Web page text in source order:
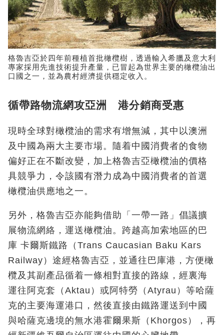
格魯吉亞於四年前種植首批橄欖樹，透過輸入希臘及意大利
專家採用先進技術提升產量，已冒起為世界主要的橄欖油出
口國之一，並為農村經濟提供穩定收入。
循帶路物流網攻亞洲 港分銷商受惠
現時全球對橄欖油的需求有增無減，其中以澳洲
及中國為兩大主要市場。隨着中國消費者的食物
偏好正在不斷改變，加上格魯吉亞橄欖油的價格
具競爭力，令該國有潛力成為中國消費者的首選
橄欖油供應地之一。
另外，格魯吉亞亦能夠借助「一帶一路」倡議擴
展物流網絡，運送橄欖油。跨越高加索地區的巴
庫 卡爾斯鐵路（Trans Caucasian Baku Kars
Railway）途經格魯吉亞，並通往巴庫港，方便橄
欖及其副產品循着一條相對直接的路線，經裏海
運往阿克套（Aktau）或阿特勞（Atyrau）等哈薩
克的主要海運港口，然後直接由鐵路運送到中國
與哈薩克邊境的無水港霍爾果斯（Khorgos），再